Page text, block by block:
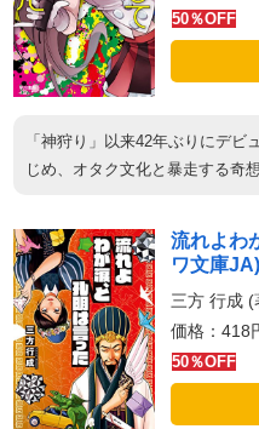
50％OFF
「神狩り」以来42年ぶりにデ
じめ、オタク文化と暴走する奇
流れよわ
ワ文庫JA)
三方 行成 (
価格：418
50％OFF